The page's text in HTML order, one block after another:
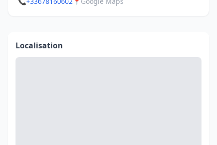
Localisation